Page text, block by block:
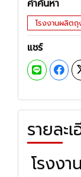
คำค้นหา
โรงงานผลิต
แชร์
รายละ
โรงง